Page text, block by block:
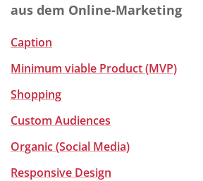
aus dem Online-Marketing
Caption
Minimum viable Product (MVP)
Shopping
Custom Audiences
Organic (Social Media)
Responsive Design